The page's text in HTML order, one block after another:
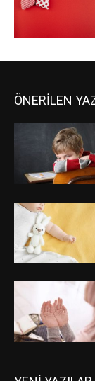
ÖNERİLEN